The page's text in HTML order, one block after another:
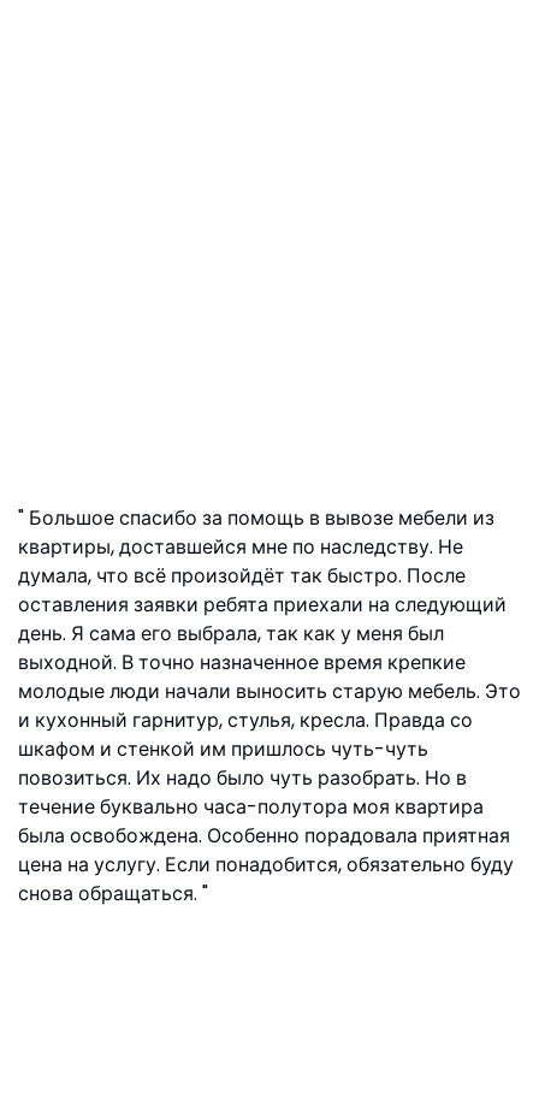
Большое спасибо за помощь в вывозе мебели из
квартиры, доставшейся мне по наследству. Не
думала, что всё произойдёт так быстро. После
оставления заявки ребята приехали на следующий
день. Я сама его выбрала, так как у меня был
выходной. В точно назначенное время крепкие
молодые люди начали выносить старую мебель. Это
и кухонный гарнитур, стулья, кресла. Правда со
шкафом и стенкой им пришлось чуть-чуть
повозиться. Их надо было чуть разобрать. Но в
течение буквально часа-полутора моя квартира
была освобождена. Особенно порадовала приятная
цена на услугу. Если понадобится, обязательно буду
снова обращаться.